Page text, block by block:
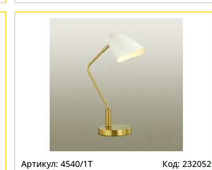
4540/1T 232052